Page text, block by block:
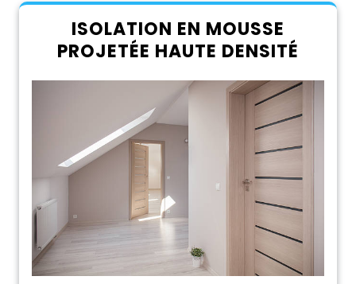
ISOLATION EN MOUSSE
PROJETÉE HAUTE DENSITÉ